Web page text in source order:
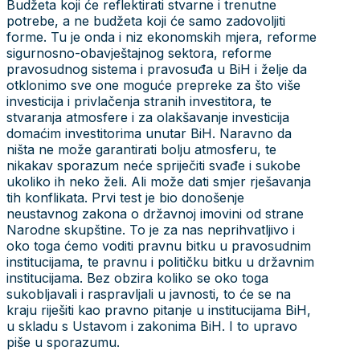
Budžeta koji će reflektirati stvarne i trenutne
potrebe, a ne budžeta koji će samo zadovoljiti
forme. Tu je onda i niz ekonomskih mjera, reforme
sigurnosno-obavještajnog sektora, reforme
pravosudnog sistema i pravosuđa u BiH i želje da
otklonimo sve one moguće prepreke za što više
investicija i privlačenja stranih investitora, te
stvaranja atmosfere i za olakšavanje investicija
domaćim investitorima unutar BiH. Naravno da
ništa ne može garantirati bolju atmosferu, te
nikakav sporazum neće spriječiti svađe i sukobe
ukoliko ih neko želi. Ali može dati smjer rješavanja
tih konflikata. Prvi test je bio donošenje
neustavnog zakona o državnoj imovini od strane
Narodne skupštine. To je za nas neprihvatljivo i
oko toga ćemo voditi pravnu bitku u pravosudnim
institucijama, te pravnu i političku bitku u državnim
institucijama. Bez obzira koliko se oko toga
sukobljavali i raspravljali u javnosti, to će se na
kraju riješiti kao pravno pitanje u institucijama BiH,
u skladu s Ustavom i zakonima BiH. I to upravo
piše u sporazumu.